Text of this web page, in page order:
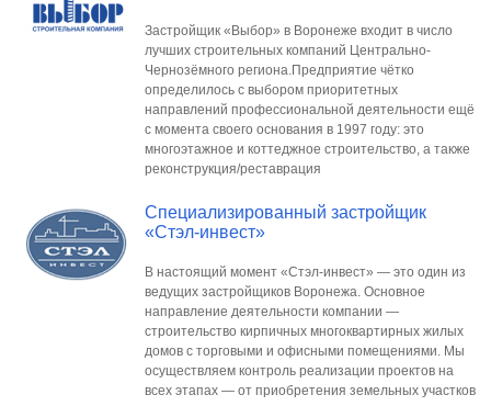
Застройщик «Выбор» в Воронеже входит в число
лучших строительных компаний Центрально-
Чернозёмного региона.Предприятие чётко
определилось с выбором приоритетных
направлений профессиональной деятельности ещё
с момента своего основания в 1997 году: это
многоэтажное и коттеджное строительство, а также
реконструкция/реставрация
Специализированный застройщик
«Стэл-инвест»
В настоящий момент «Стэл-инвест» — это один из
ведущих застройщиков Воронежа. Основное
направление деятельности компании —
строительство кирпичных многоквартирных жилых
домов с торговыми и офисными помещениями. Мы
осуществляем контроль реализации проектов на
всех этапах — от приобретения земельных участков